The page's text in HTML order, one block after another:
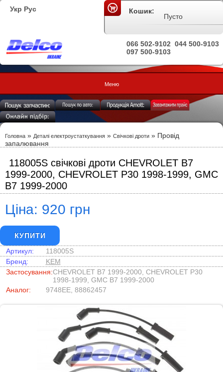
Укр Рус
044 500-9103
066 502-9102
097 500-9103
Кошик:
Пусто
Меню
Головна » Деталі електроустаткування » Свічкові дроти » Провід
запалювання
118005S свічкові дроти CHEVROLET B7
1999-2000, CHEVROLET P30 1998-1999, GMC
B7 1999-2000
Ціна: 920 грн
КУПИТИ
Артикул:
118005S
Бренд:
KEM
Застосування:CHEVROLET B7 1999-2000, CHEVROLET P30
1998-1999, GMC B7 1999-2000
Аналог:
9748EE, 88862457